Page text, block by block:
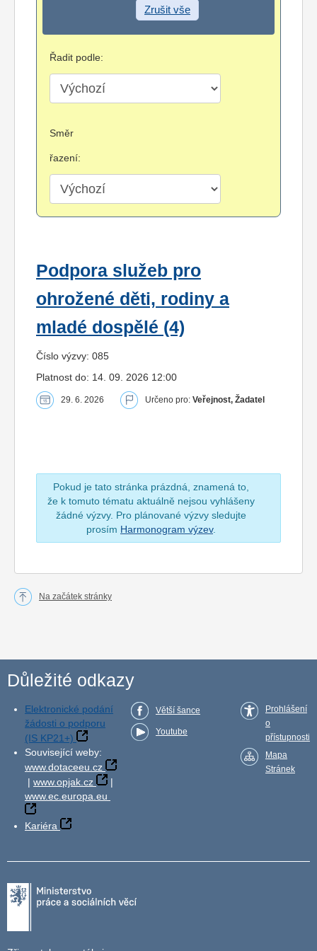
Zrušit vše
Řadit podle:
Směr
řazení:
Podpora služeb pro
ohrožené děti, rodiny a
mladé dospělé (4)
Číslo výzvy: 085
Platnost do: 14. 09. 2026 12:00
29. 6. 2026 Určeno pro: Veřejnost, Žadatel
Pokud je tato stránka prázdná, znamená to,
že k tomuto tématu aktuálně nejsou vyhlášeny
žádné výzvy. Pro plánované výzvy sledujte
prosím Harmonogram výzev.
Na začátek stránky
Důležité odkazy
Elektronické podání
žádosti o podporu
(IS KP21+)
Související weby:
www.dotaceeu.cz
| www.opjak.cz
|
www.ec.europa.eu
Kariéra
Větší šance
Youtube
Prohlášení
o
přístupnosti
Mapa
Stránek